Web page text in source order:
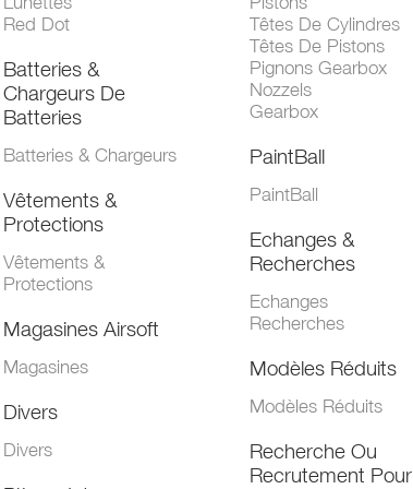
Red Dot
Batteries &
Chargeurs De
Batteries
Batteries & Chargeurs
Vêtements &
Protections
Vêtements &
Protections
Magasines Airsoft
Magasines
Divers
Divers
Têtes De Cylindres
Têtes De Pistons
Pignons Gearbox
Nozzels
Gearbox
PaintBall
PaintBall
Echanges &
Recherches
Echanges
Recherches
Modèles Réduits
Modèles Réduits
Recherche Ou
Recrutement Pour